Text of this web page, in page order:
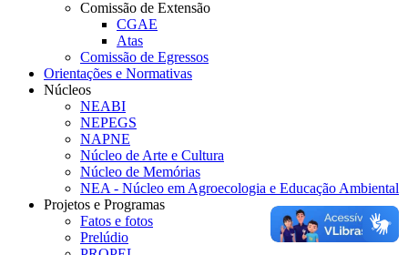
Comissão de Extensão
CGAE
Atas
Comissão de Egressos
Orientações e Normativas
Núcleos
NEABI
NEPEGS
NAPNE
Núcleo de Arte e Cultura
Núcleo de Memórias
NEA - Núcleo em Agroecologia e Educação Ambiental
Projetos e Programas
Fatos e fotos
Prelúdio